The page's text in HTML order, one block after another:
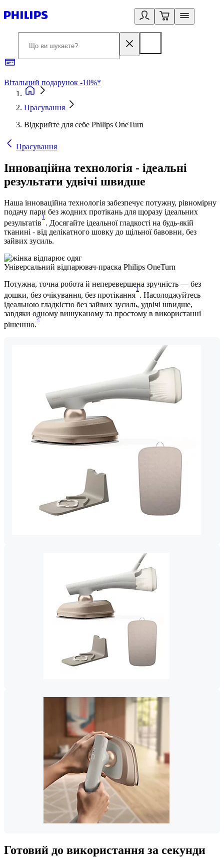
Вітальний подарунок -10%*
Прасування
Відкрийте для себе Philips OneTurn
Прасування
Інноваційна технологія - ідеальні
результати удвічі швидше
Наша інноваційна технологія забезпечує потужну, рівномірну
подачу пари без жодних протікань для щоразу ідеальних
результатів
1
. Досягайте ідеальної гладкості на будь-якій
тканині - від делікатного шовку до щільної бавовни, без
зайвих зусиль.
Універсальний відпарювач-праска Philips OneTurn
Потужна, точна робота й неперевершена зручність — без
дошки, без очікування, без протікання
1
. Насолоджуйтесь
ідеальною гладкістю без зайвих зусиль, удвічі швидше,
завдяки одному вишуканому та простому в використанні
рішенню.
2
Готовий до використання за секунди